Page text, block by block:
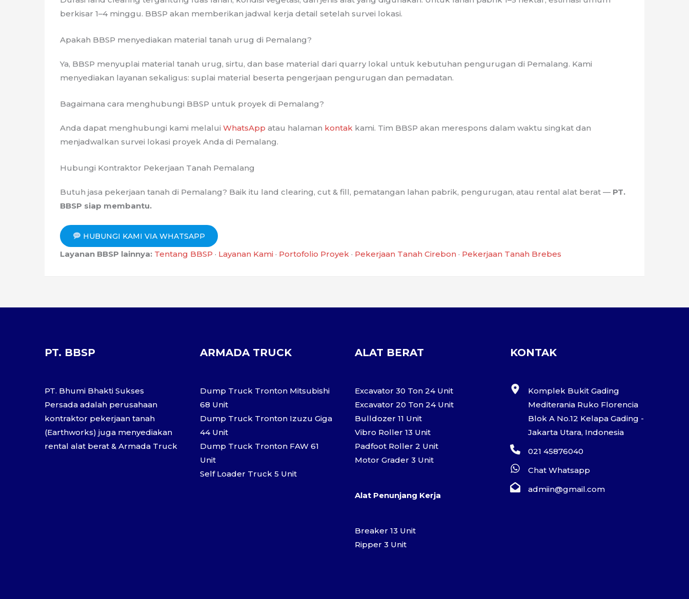
berkisar 1–4 minggu. BBSP akan memberikan jadwal kerja detail setelah survei lokasi.
Apakah BBSP menyediakan material tanah urug di Pemalang?
Ya, BBSP menyuplai material tanah urug, sirtu, dan base material dari quarry lokal untuk kebutuhan pengurugan di Pemalang. Kami
menyediakan layanan sekaligus: suplai material beserta pengerjaan pengurugan dan pemadatan.
Bagaimana cara menghubungi BBSP untuk proyek di Pemalang?
Anda dapat menghubungi kami melalui WhatsApp atau halaman kontak kami. Tim BBSP akan merespons dalam waktu singkat dan
menjadwalkan survei lokasi proyek Anda di Pemalang.
Hubungi Kontraktor Pekerjaan Tanah Pemalang
Butuh jasa pekerjaan tanah di Pemalang? Baik itu land clearing, cut & fill, pematangan lahan pabrik, pengurugan, atau rental alat berat — PT.
BBSP siap membantu.
HUBUNGI KAMI VIA WHATSAPP
Layanan BBSP lainnya: Tentang BBSP · Layanan Kami · Portofolio Proyek · Pekerjaan Tanah Cirebon · Pekerjaan Tanah Brebes
PT. BBSP
PT. Bhumi Bhakti Sukses
Persada adalah perusahaan
kontraktor pekerjaan tanah
(Earthworks) juga menyediakan
rental alat berat & Armada Truck
ARMADA TRUCK
Dump Truck Tronton Mitsubishi
68 Unit
Dump Truck Tronton Izuzu Giga
44 Unit
Dump Truck Tronton FAW 61
Unit
Self Loader Truck 5 Unit
ALAT BERAT
Excavator 30 Ton 24 Unit
Excavator 20 Ton 24 Unit
Bulldozer 11 Unit
Vibro Roller 13 Unit
Padfoot Roller 2 Unit
Motor Grader 3 Unit
Alat Penunjang Kerja
Breaker 13 Unit
Ripper 3 Unit
KONTAK
Komplek Bukit Gading
Mediterania Ruko Florencia
Blok A No.12 Kelapa Gading -
Jakarta Utara, Indonesia
021 45876040
Chat Whatsapp
admiin@gmail.com